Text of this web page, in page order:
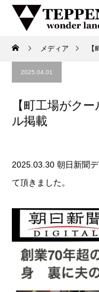
メディア
2025.04.01
【町工場がク
ル掲載
2025.03.30 朝日新聞
て頂きました。